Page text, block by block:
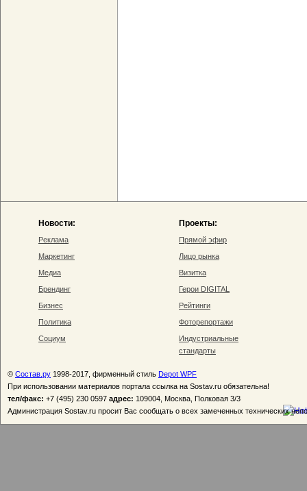
Новости:
Реклама
Маркетинг
Медиа
Брендинг
Бизнес
Политика
Социум
Проекты:
Прямой эфир
Лицо рынка
Визитка
Герои DIGITAL
Рейтинги
Фоторепортажи
Индустриальные
стандарты
© Состав.ру 1998-2017, фирменный стиль Depot WPF
При использовании материалов портала ссылка на Sostav.ru обязательна!
тел/факс: +7 (495) 230 0597 адрес: 109004, Москва, Полковая 3/3
Администрация Sostav.ru просит Вас сообщать о всех замеченных технических